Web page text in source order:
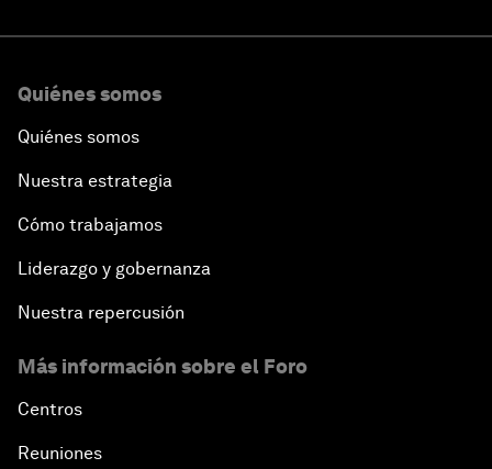
Quiénes somos
Quiénes somos
Nuestra estrategia
Cómo trabajamos
Liderazgo y gobernanza
Nuestra repercusión
Más información sobre el Foro
Centros
Reuniones